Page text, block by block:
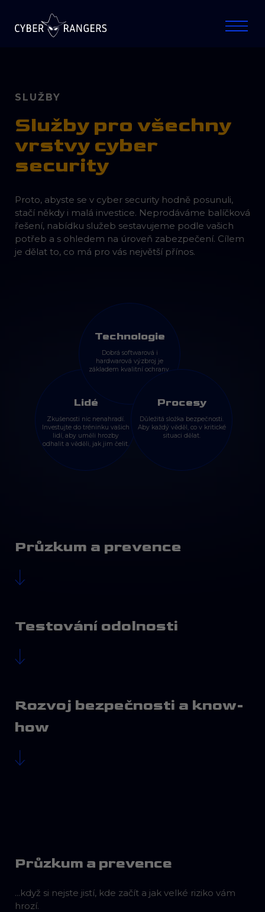
SLUŽBY
Služby pro všechny
vrstvy cyber
security
Proto, abyste se v cyber security hodně posunuli,
stačí někdy i malá investice. Neprodáváme balíčková
řešení, nabídku služeb sestavujeme podle vašich
potřeb a s ohledem na úroveň zabezpečení. Cílem
je dělat to, co má pro vás největší přínos.
Technologie
Dobrá softwarová i
hardwarová výzbroj je
základem kvalitní ochrany.
Lidé
Zkušenosti nic nenahradí.
Investujte do tréninku vašich
lidí, aby uměli hrozby
odhalit a věděli, jak jim čelit.
Procesy
Důležitá složka bezpečnosti.
Aby každý věděl, co v kritické
situaci dělat.
Průzkum a prevence
Testování odolnosti
Rozvoj bezpečnosti a know-
how
Průzkum a prevence
...když si nejste jistí, kde začít a jak velké riziko vám
hrozí.